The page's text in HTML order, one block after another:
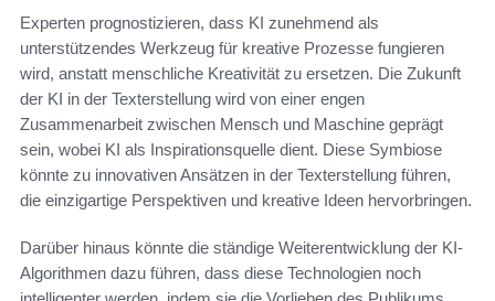
Experten prognostizieren, dass KI zunehmend als
unterstützendes Werkzeug für kreative Prozesse fungieren
wird, anstatt menschliche Kreativität zu ersetzen. Die Zukunft
der KI in der Texterstellung wird von einer engen
Zusammenarbeit zwischen Mensch und Maschine geprägt
sein, wobei KI als Inspirationsquelle dient. Diese Symbiose
könnte zu innovativen Ansätzen in der Texterstellung führen,
die einzigartige Perspektiven und kreative Ideen hervorbringen.
Darüber hinaus könnte die ständige Weiterentwicklung der KI-
Algorithmen dazu führen, dass diese Technologien noch